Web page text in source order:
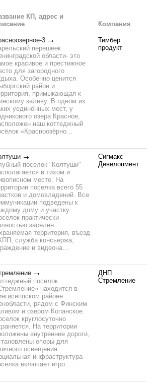
КП, адрес и
Компания
3
перешеек
области- это
красивое и престижное
для загородного
Особенно ценится
район и
примыкающая к
заливу. В одном из
уединённых мест, у
озера Красное,
наш коттеджный
«Красноозёрно...
Тимбер
продукт
поселок "Колтуши"
в тихом и
месте. На
поселка всего 55
и домовладений. Все
подведены к
дому и участку.
практически
заселен.
территория, въезд
служба консьержа,
и видеона...
Сигмакс
Девелопмент
поселок
находится в
районе
рядом с Финским
и озером Копанское.
круглосуточно
На территории
внутренние дороги,
опоры для
освещения.
инфраструктура
включает игро...
ДНП
Стремление